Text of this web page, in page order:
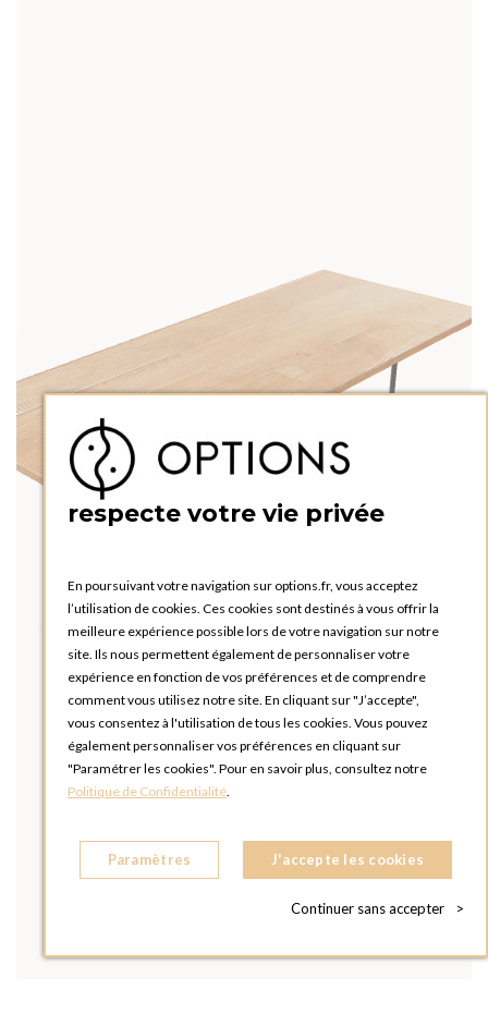
respecte votre vie privée
En poursuivant votre navigation sur options.fr, vous acceptez
l’utilisation de cookies. Ces cookies sont destinés à vous offrir la
meilleure expérience possible lors de votre navigation sur notre
site. Ils nous permettent également de personnaliser votre
expérience en fonction de vos préférences et de comprendre
comment vous utilisez notre site. En cliquant sur "J’accepte",
vous consentez à l'utilisation de tous les cookies. Vous pouvez
également personnaliser vos préférences en cliquant sur
"Paramétrer les cookies". Pour en savoir plus, consultez notre
Politique de Confidentialité.
Paramètres J'accepte les cookies
Continuer sans accepter >